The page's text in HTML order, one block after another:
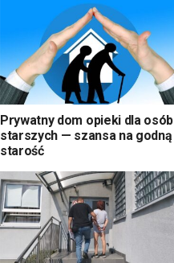
Prywatny dom opieki dla osób
starszych — szansa na godną
starość